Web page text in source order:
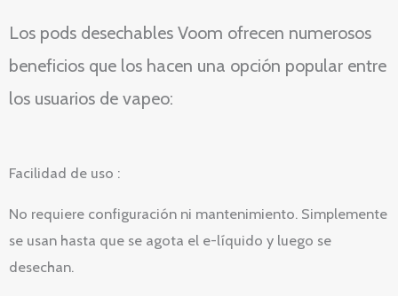
Los pods desechables Voom ofrecen numerosos
beneficios que los hacen una opción popular entre
los usuarios de vapeo:
Facilidad de uso :
No requiere configuración ni mantenimiento. Simplemente
se usan hasta que se agota el e-líquido y luego se
desechan.